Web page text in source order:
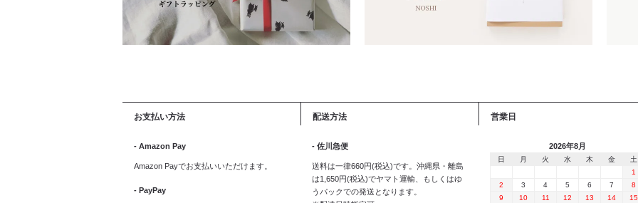
お支払い方法
- Amazon Pay
Amazon Payでお支払いいただけます。
- PayPay
配送方法
- 佐川急便
送料は一律660円(税込)です。沖縄県・離島
は1,650円(税込)でヤマト運輸、もしくはゆ
うパックでの発送となります。
営業日
2026年8月
日 月 火 水 木 金
土
1
2
3 4 5 6 7
8
9
10 11 12 13 14 15